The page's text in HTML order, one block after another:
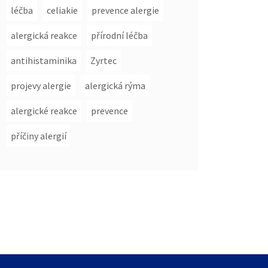
léčba celiakie prevence alergie
alergická reakce přírodní léčba
antihistaminika Zyrtec
projevy alergie alergická rýma
alergické reakce prevence
příčiny alergií